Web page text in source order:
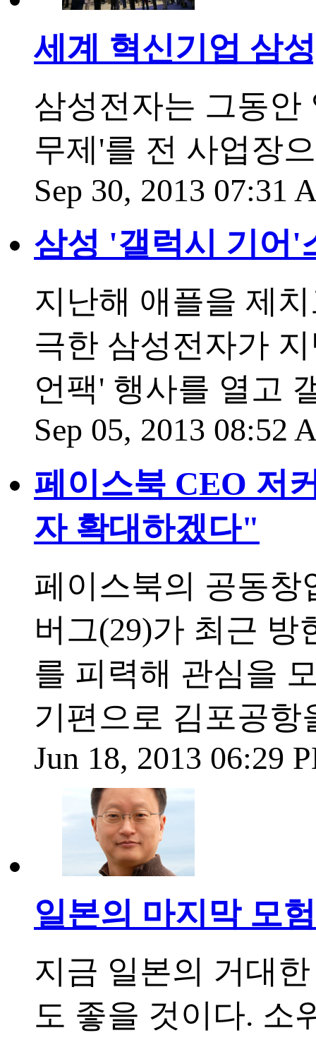
세계 혁신기업 삼
삼성전자는 그동안
무제'를 전 사업장
Sep 30, 2013 07:31
삼성 '갤럭시 기어'
지난해 애플을 제
극한 삼성전자가
언팩' 행사를 열고
Sep 05, 2013 08:52
페이스북 CEO 저
자 확대하겠다"
페이스북의 공동창
버그(29)가 최근
를 피력해 관심을
기편으로 김포공
Jun 18, 2013 06:29
일본의 마지막 모
지금 일본의 거대
도 좋을 것이다. 소